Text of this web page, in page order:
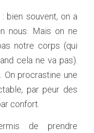
bien souvent, on a
nous. Mais on ne
notre corps (qui
cela ne va pas).
On procrastine une
par peur des
confort.
de prendre